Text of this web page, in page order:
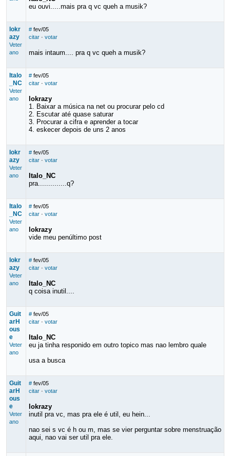
eu ouvi.....mais pra q vc queh a musik?
lokr
azy
Veter
ano
# fev/05
citar· votar
mais intaum.... pra q vc queh a musik?
Italo
_NC
Veter
ano
# fev/05
citar· votar
lokrazy
1. Baixar a música na net ou procurar pelo cd
2. Escutar até quase saturar
3. Procurar a cifra e aprender a tocar
4. eskecer depois de uns 2 anos
lokr
azy
Veter
ano
# fev/05
citar· votar
Italo_NC
pra..............q?
Italo
_NC
Veter
ano
# fev/05
citar· votar
lokrazy
vide meu penúltimo post
lokr
azy
Veter
ano
# fev/05
citar· votar
Italo_NC
q coisa inutil....
Guit
arH
ous
e
Veter
ano
# fev/05
citar· votar
Italo_NC
eu ja tinha responido em outro topico mas nao lembro quale
usa a busca
Guit
arH
ous
e
Veter
ano
# fev/05
citar· votar
lokrazy
inutil pra vc, mas pra ele é util, eu hein...
nao sei s vc é h ou m, mas se vier perguntar sobre menstruação
aqui, nao vai ser util pra ele.